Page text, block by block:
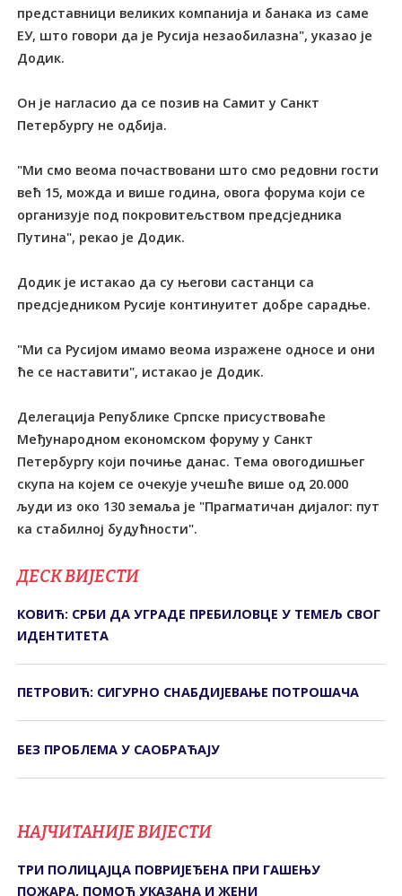
представници великих компанија и банака из саме
ЕУ, што говори да је Русија незаобилазна", указао је
Додик.
Он је нагласио да се позив на Самит у Санкт
Петербургу не одбија.
"Ми смо веома почаствовани што смо редовни гости
већ 15, можда и више година, овога форума који се
организује под покровитељством предсједника
Путина", рекао је Додик.
Додик је истакао да су његови састанци са
предсједником Русије континуитет добре сарадње.
"Ми са Русијом имамо веома изражене односе и они
ће се наставити", истакао је Додик.
Делегација Републике Српске присуствоваће
Међународном економском форуму у Санкт
Петербургу који почиње данас. Тема овогодишњег
скупа на којем се очекује учешће више од 20.000
људи из око 130 земаља је "Прагматичан дијалог: пут
ка стабилној будућности".
ДЕСК ВИЈЕСТИ
КОВИЋ: СРБИ ДА УГРАДЕ ПРЕБИЛОВЦЕ У ТЕМЕЉ СВОГ
ИДЕНТИТЕТА
ПЕТРОВИЋ: СИГУРНО СНАБДИЈЕВАЊЕ ПОТРОШАЧА
БЕЗ ПРОБЛЕМА У САОБРАЋАЈУ
НАЈЧИТАНИЈЕ ВИЈЕСТИ
ТРИ ПОЛИЦАЈЦА ПОВРИЈЕЂЕНА ПРИ ГАШЕЊУ
ПОЖАРА, ПОМОЋ УКАЗАНА И ЖЕНИ